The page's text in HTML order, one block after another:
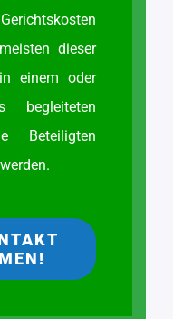
dieser
einem oder
begleiteten
Beteiligten